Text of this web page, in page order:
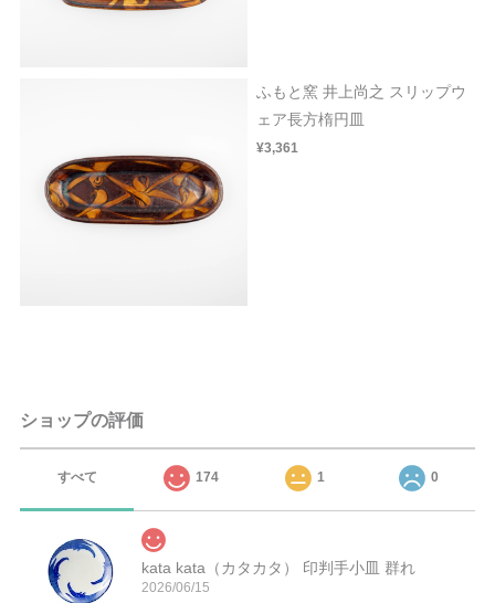
ふもと窯 井上尚之 スリップウ
ェア長方楕円皿
¥3,361
ショップの評価
すべて 174 1 0
kata kata（カタカタ） 印判手小皿 群れ
2026/06/15